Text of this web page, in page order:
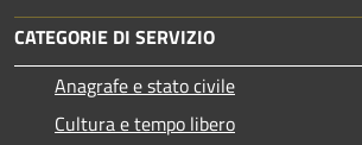
CATEGORIE DI SERVIZIO
Anagrafe e stato civile
Cultura e tempo libero